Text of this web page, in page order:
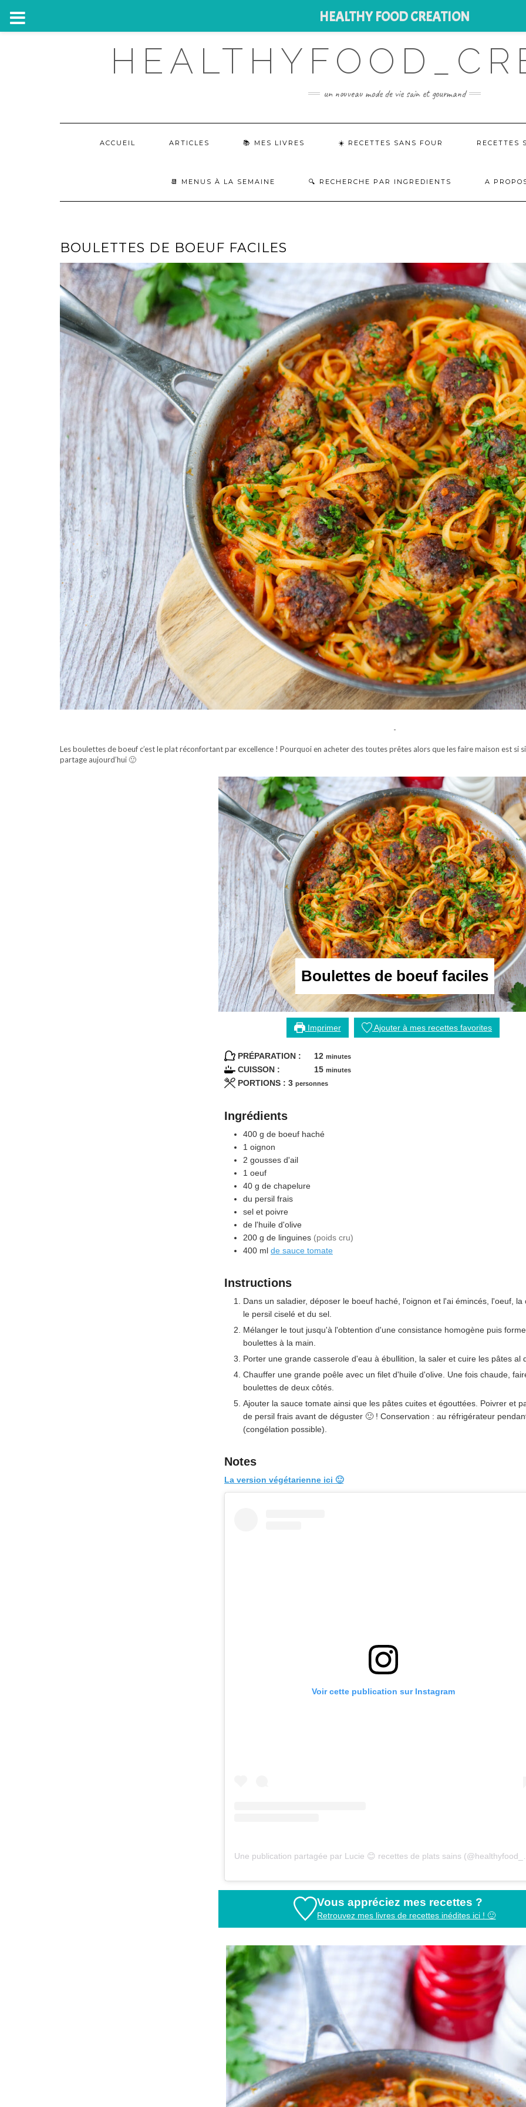
un nouveau mode de vie sain et gourmand
ACCUEIL ARTICLES MES LIVRES ☀️ RECETTES SANS FOUR RECETTES
📆 MENUS À LA SEMAINE RECHERCHE PAR INGREDIENTS A
BOULETTES DE BOEUF FACILES
-
Les boulettes de boeuf c’est le plat réconfortant par excellence ! Pourquoi en acheter des toutes prêtes alors que les faire maison est si
partage aujourd’hui 🙂
Boulettes de boeuf faciles
Imprimer Ajouter à mes recettes favorites
PRÉPARATION : 12minutes
minutes
CUISSON : 15minutes
minutes
PORTIONS : 3 personnes
Ingrédients
400 g de boeuf haché
1 oignon
2 gousses d'ail
1 oeuf
40 g de chapelure
du persil frais
sel et poivre
de l'huile d'olive
200 g de linguines (poids cru)
400 ml de sauce tomate
Instructions
Dans un saladier, déposer le boeuf haché, l'oignon et l'ai émincés, l'oeuf, la
le persil ciselé et du sel.
Mélanger le tout jusqu'à l'obtention d'une consistance homogène puis
boulettes à la main.
Porter une grande casserole d'eau à ébullition, la saler et cuire les pâtes al
Chauffer une grande poêle avec un filet d'huile d'olive. Une fois chaude,
boulettes de deux côtés.
Ajouter la sauce tomate ainsi que les pâtes cuites et égouttées. Poivrer et
de persil frais avant de déguster 🙂 ! Conservation : au réfrigérateur
(congélation possible).
Notes
La version végétarienne ici 🙂
Voir cette publication sur Instagram
Vous appréciez mes recettes ?
Retrouvez mes livres de recettes inédites ici ! 🙂
HEALTHY FOOD CREATION